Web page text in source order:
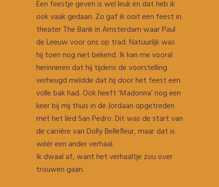
Een feestje geven is wel leuk en dat heb ik
ook vaak gedaan. Zo gaf ik ooit een feest in
theater The Bank in Amsterdam waar Paul
de Leeuw voor ons op trad. Natuurlijk was
hij toen nog niet bekend. Ik kan me vooral
herinneren dat hij tijdens de voorstelling
verheugd meldde dat hij door het feest een
volle bak had. Ook heeft ‘Madonna’ nog een
keer bij mij thuis in de Jordaan opgetreden
met het lied San Pedro. Dit was de start van
de carrière van Dolly Bellefleur, maar dat is
wéér een ander verhaal.
Ik dwaal af, want het verhaaltje zou over
trouwen gaan.